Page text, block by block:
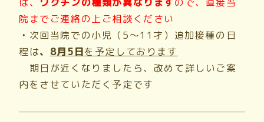
院までご連絡の上ご相談ください
・ 次回当院での小児（5～11才）追加接種の日
程は、 8月5日を予定しております
期日が近くなりましたら、改めて詳しいご案
内をさせていただく予定です